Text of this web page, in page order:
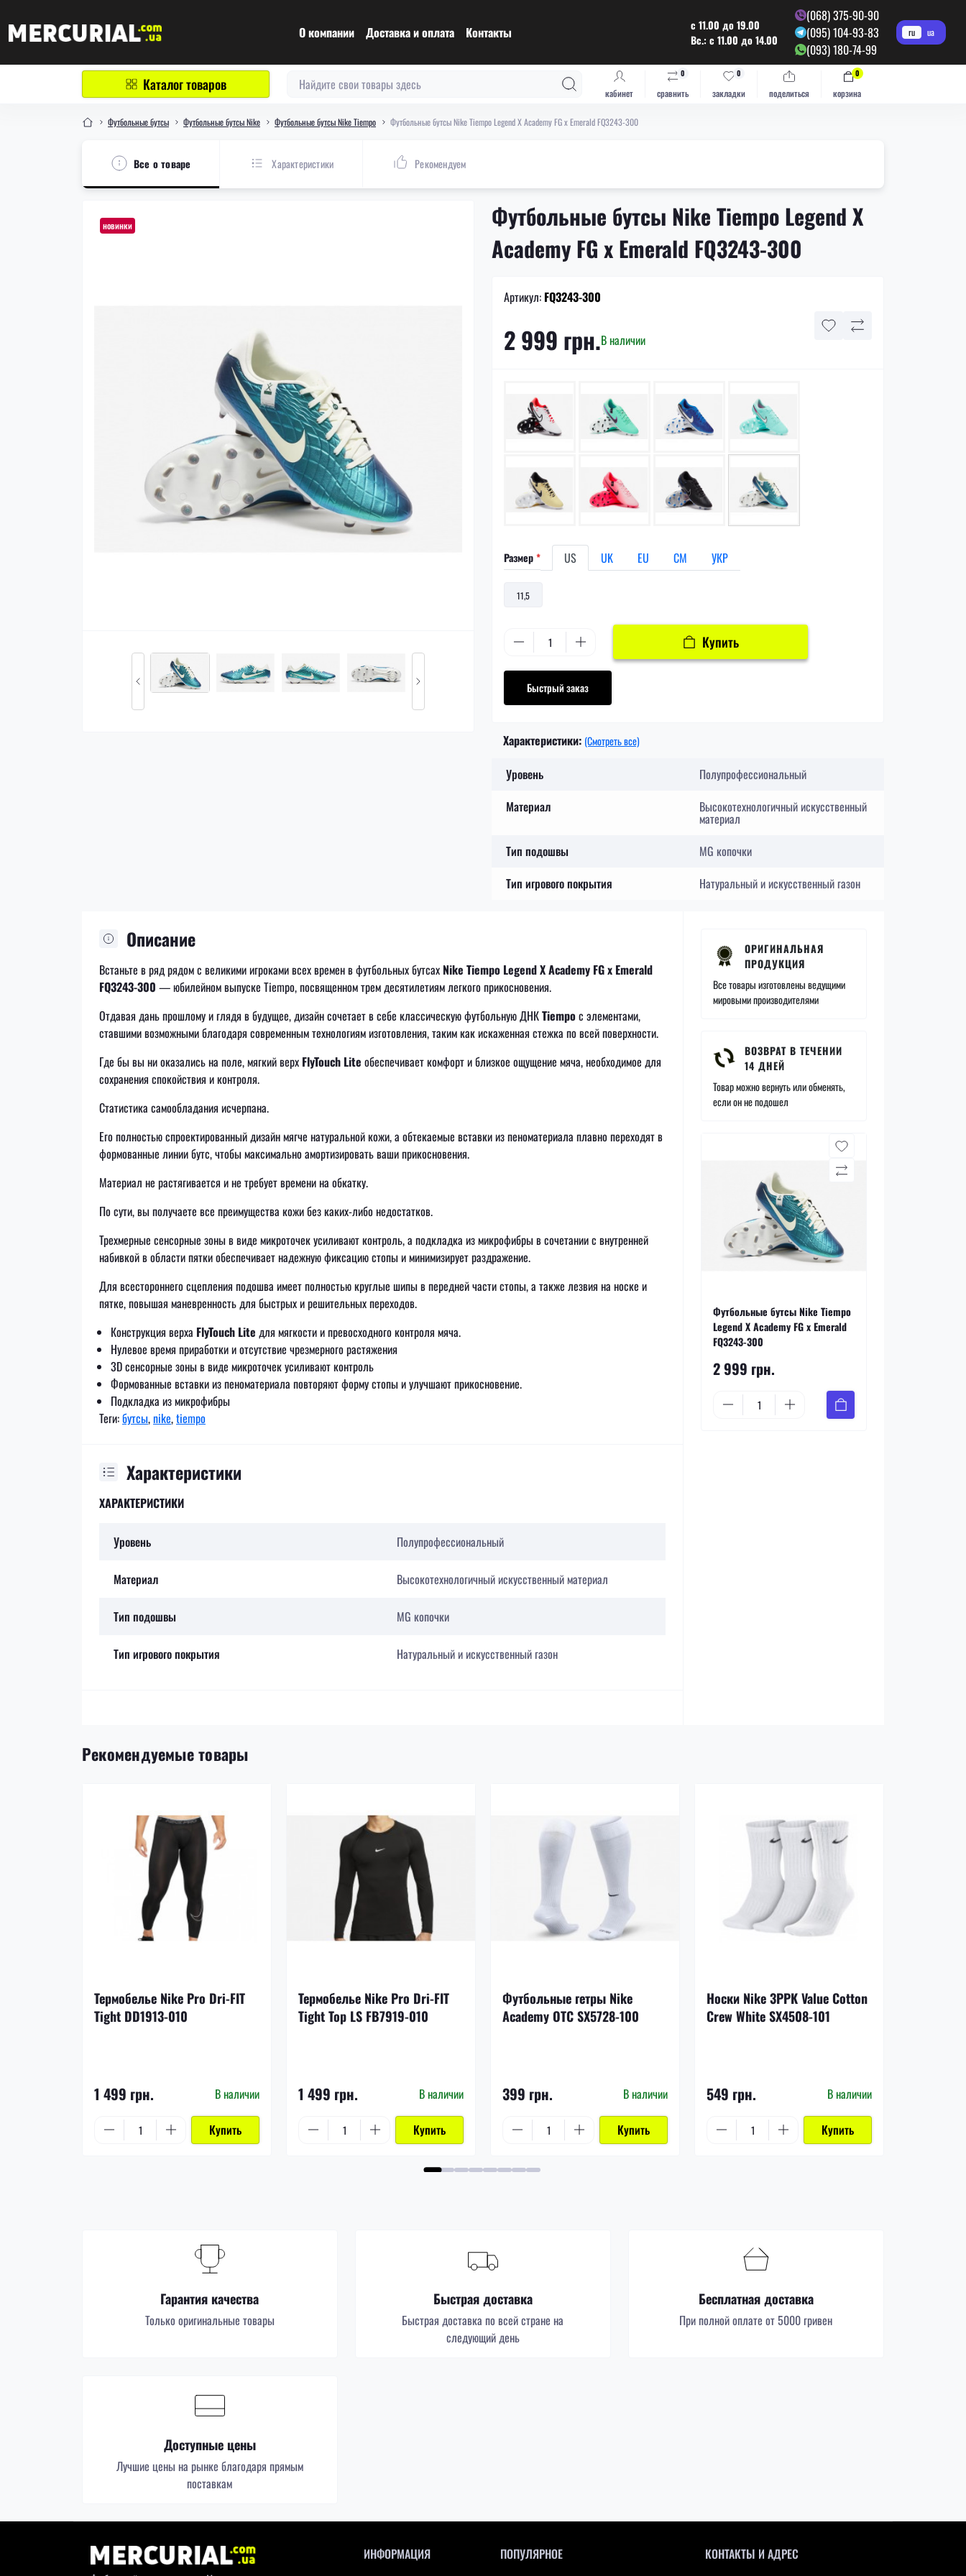
О компании Доставка и оплата Контакты
с 11.00 до 19.00
Вс.: с 11.00 до 14.00
(068) 375-90-90
(095) 104-93-83
(093) 180-74-99
ru ua
Каталог товаров кабинет сравнить
0
закладки
0
поделиться корзина
0
Футбольные бутсы Футбольные бутсы Nike Футбольные бутсы Nike Tiempo Футбольные бутсы Nike Tiempo Legend X Academy FG x Emerald FQ3243-300
Все о товаре Характеристики Рекомендуем
новинки
Футбольные бутсы Nike Tiempo Legend X
Academy FG x Emerald FQ3243-300
Артикул: FQ3243-300
2 999 грн.В наличии
Размер* US UK EU СМ УКР
11,5
Купить
Быстрый заказ
Характеристики: (Смотреть все)
Уровень
Полупрофессиональный
Материал
Высокотехнологичный искусственный
материал
Тип подошвы
MG копочки
Тип игрового покрытия
Натуральный и искусственный газон
Описание
Встаньте в ряд рядом с великими игроками всех времен в футбольных бутсах Nike Tiempo Legend X Academy FG x Emerald
FQ3243-300 — юбилейном выпуске Tiempo, посвященном трем десятилетиям легкого прикосновения.
Отдавая дань прошлому и глядя в будущее, дизайн сочетает в себе классическую футбольную ДНКTiempoс элементами,
ставшими возможными благодаря современным технологиям изготовления, таким как искаженная стежка по всей поверхности.
Где бы вы ни оказались на поле, мягкий верх FlyTouch Lite обеспечивает комфорт и близкое ощущение мяча, необходимое для
сохранения спокойствия и контроля.
Статистика самообладания исчерпана.
Его полностью спроектированный дизайн мягче натуральной кожи, а обтекаемые вставки из пеноматериала плавно переходят в
формованные линии бутс, чтобы максимально амортизировать ваши прикосновения.
Материал не растягивается и не требует времени на обкатку.
По сути, вы получаете все преимущества кожи без каких-либо недостатков.
Трехмерные сенсорные зоны в виде микроточек усиливают контроль, а подкладка из микрофибры в сочетании с внутренней
набивкой в области пятки обеспечивает надежную фиксацию стопы и минимизирует раздражение.
Для всестороннего сцепления подошва имеет полностью круглые шипы в передней части стопы, а также лезвия на носке и
пятке, повышая маневренность для быстрых и решительных переходов.
Конструкция верха FlyTouch Lite для мягкости и превосходного контроля мяча.
Нулевое время приработки и отсутствие чрезмерного растяжения
3D сенсорные зоны в виде микроточек усиливают контроль
Формованные вставки из пеноматериала повторяют форму стопы и улучшают прикосновение.
Подкладка из микрофибры
Теги:бутсы,nike,tiempo
Характеристики
ХАРАКТЕРИСТИКИ
Уровень Полупрофессиональный
Материал Высокотехнологичный искусственный материал
Тип подошвы MG копочки
Тип игрового покрытия Натуральный и искусственный газон
ОРИГИНАЛЬНАЯ
ПРОДУКЦИЯ
Все товары изготовлены ведущими
мировыми производителями
ВОЗВРАТ В ТЕЧЕНИИ
14 ДНЕЙ
Товар можно вернуть или обменять,
если он не подошел
Футбольные бутсы Nike Tiempo
Legend X Academy FG x Emerald
FQ3243-300
2 999 грн.
Рекомендуемые товары
Термобелье Nike Pro Dri-FIT
Tight DD1913-010
1 499 грн. В наличии
Купить
Термобелье Nike Pro Dri-FIT
Tight Top LS FB7919-010
1 499 грн. В наличии
Купить
Футбольные гетры Nike
Academy OTC SX5728-100
399 грн. В наличии
Купить
Носки Nike 3PPK Value Cotton
Crew White SX4508-101
549 грн. В наличии
Купить
Гарантия качества
Только оригинальные товары
Быстрая доставка
Быстрая доставка по всей стране на
следующий день
Бесплатная доставка
При полной оплате от 5000 гривен
Доступные цены
Лучшие цены на рынке благодаря прямым
поставкам
ИНФОРМАЦИЯ
ПОПУЛЯРНОЕ
КОНТАКТЫ И АДРЕС